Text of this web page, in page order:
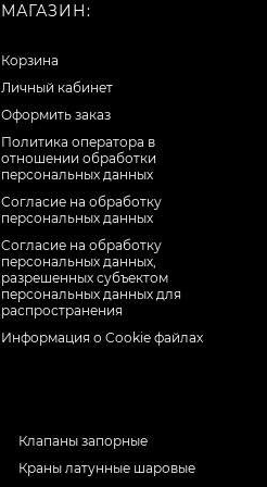
МАГАЗИН:
Корзина
Личный кабинет
Оформить заказ
Политика оператора в
отношении обработки
персональных данных
Согласие на обработку
персональных данных
Cогласие на обработку
персональных данных,
разрешенных субъектом
персональных данных для
распространения
Информация о Cookie файлах
Клапаны запорные
Краны латунные шаровые